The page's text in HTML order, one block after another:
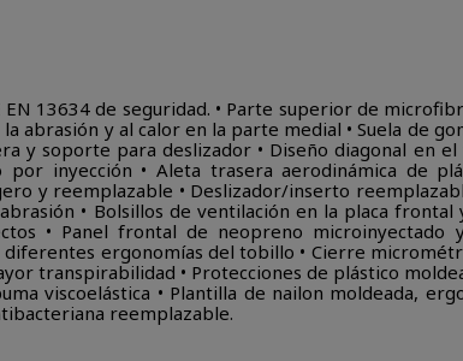
13634 de seguridad. • Parte superior de
y al calor en la parte medial • Suela de
soporte para deslizador • Diseño diagonal en el
inyección • Aleta trasera aerodinámica de
y reemplazable • Deslizador/inserto
• Bolsillos de ventilación en la placa frontal
• Panel frontal de neopreno microinyectado
ergonomías del tobillo • Cierre
transpirabilidad • Protecciones de plástico
viscoelástica • Plantilla de nailon moldeada,
reemplazable.